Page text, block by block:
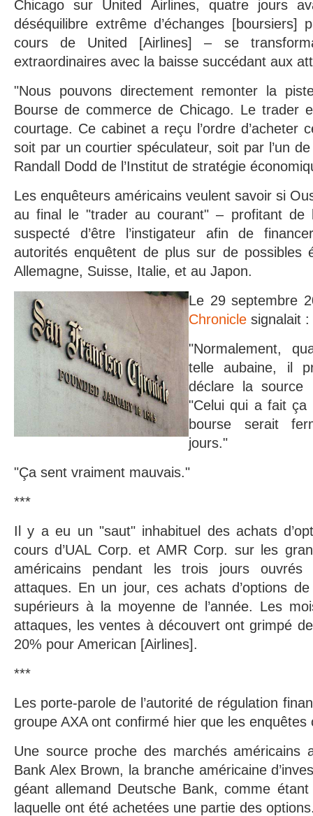
Chicago sur United Airlines, quatre jours
déséquilibre extrême d’échanges
cours de United [Airlines] – se
extraordinaires avec la baisse succédant aux
"Nous pouvons directement remonter la
Bourse de commerce de Chicago. Le trader
courtage. Ce cabinet a reçu l’ordre d’acheter
soit par un courtier spéculateur, soit par l’un
Randall Dodd de l’Institut de stratégie
Les enquêteurs américains veulent savoir si
au final le "trader au courant" – profitant de
suspecté d’être l’instigateur afin de
autorités enquêtent de plus sur de possibles
Allemagne, Suisse, Italie, et au Japon.
Le 29 septembre
Chronicle signalait :
"Normalement,
telle aubaine, il
déclare la source
"Celui qui a fait ça
bourse serait
jours."
"Ça sent vraiment mauvais."
***
Il y a eu un "saut" inhabituel des achats
cours d’UAL Corp. et AMR Corp. sur les
américains pendant les trois jours
attaques. En un jour, ces achats d’options
supérieurs à la moyenne de l’année. Les
attaques, les ventes à découvert ont grimpé
20% pour American [Airlines].
***
Les porte-parole de l’autorité de régulation
groupe AXA ont confirmé hier que les enquêtes
Une source proche des marchés américains
Bank Alex Brown, la branche américaine
géant allemand Deutsche Bank, comme
laquelle ont été achetées une partie des